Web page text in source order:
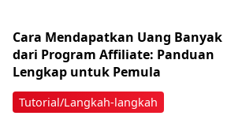
Tutorial/Langkah-langkah
Cara Mendapatkan Uang Banyak
dari Program Affiliate: Panduan
Lengkap untuk Pemula